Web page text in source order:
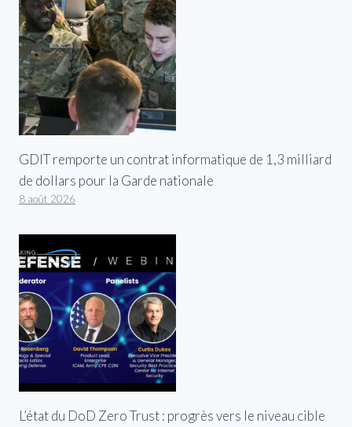
GDIT remporte un contrat informatique de 1,3 milliard
de dollars pour la Garde nationale
8 août 2026
L’état du DoD Zero Trust : progrès vers le niveau cible